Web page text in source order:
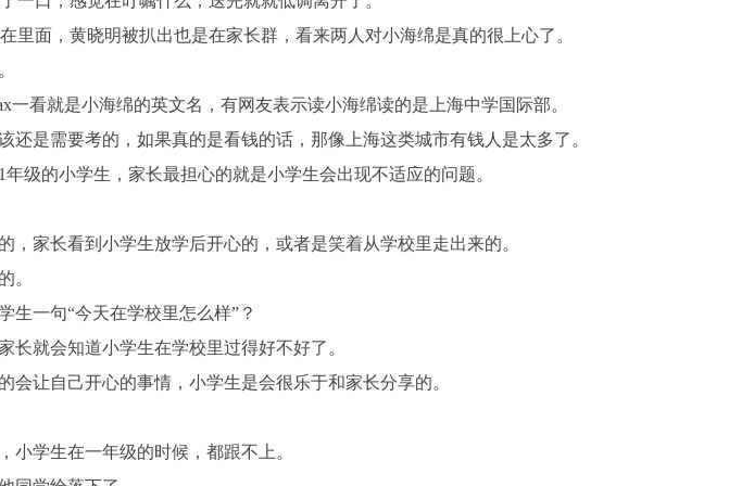
面，黄晓明被扒出也是在家长群，看来两人对小海绵是真的很上心了。
一看就是小海绵的英文名，有网友表示读小海绵读的是 上海中学国际部。
是需要考的，如果真的是看钱的话，那像上海这类城市有钱人是太多了。
级的小学生，家长最担心的就是小学生会出现不适应的问题。
的，家长看到小学生放学后开心的，或者是笑着从学校里走出来的。
。
生一句“今天在学校里怎么样”？
长就会知道小学生在学校里过得好不好了。
让自己开心的事情，小学生是会很乐于和家长分享的。
，小学生在一年级的时候，都跟不上。